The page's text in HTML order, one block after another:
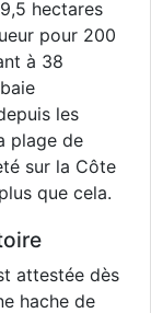
hectares
pour 200
à 38
les
plage de
sur la Côte
que cela.
attestée dès
hache de